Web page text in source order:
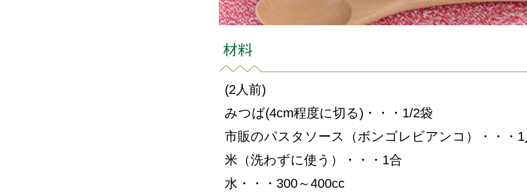
(2人前)
みつば(4cm程度に切る)・・・1/2袋
市販のパスタソース（ボンゴレビアンコ）・・・
米（洗わずに使う）・・・1合
水・・・300～400cc